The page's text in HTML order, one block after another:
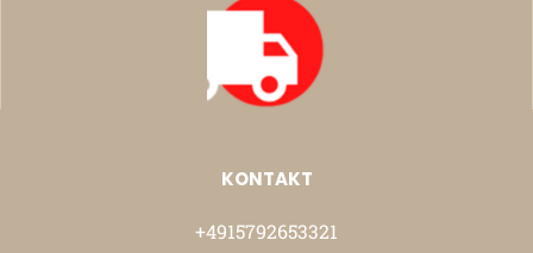
KONTAKT
+4915792653321